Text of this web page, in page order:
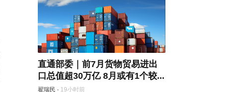
直通部委｜前7月货物贸易进出
口总值超30万亿 8月或有1个较...
翟瑞民 · 19小时前